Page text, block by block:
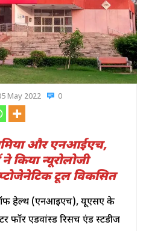
May 2022 0
और एनआईएच,
न्यूरोलोजी
टूल विकसित
ऑफ हेल्थ (एनआईएच), यूएसए के
फॉर एडवांस्ड रिसर्च एंड स्टडीज